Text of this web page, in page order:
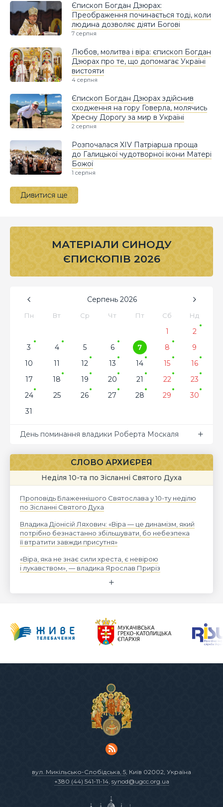
Єпископ Богдан Дзюрах:
Преображення починається тоді, коли
людина дозволяє діяти Богові
7 серпня
Любов, молитва і віра: єпископ Богдан
Дзюрах про те, що допомагає Україні
вистояти
4 серпня
Єпископ Богдан Дзюрах здійснив
сходження на гору Говерла, молячись
Хресну Дорогу за мир в Україні
2 серпня
Розпочалася XIV Патріарша проща
до Галицької чудотворної ікони Матері
Божої
1 серпня
Дивитися ще
МАТЕРІАЛИ СИНОДУ
ЄПИСКОПІВ 2026
Серпень 2026
Пн Вт Ср Чт Пт Сб Нд
1
2
3
4 5 6 7 8
9
10
11 12 13 14 15
16
17
18 19 20 21 22
23
24
25 26 27 28 29
30
31
День поминання владики Роберта Москаля
СЛОВО АРХИЄРЕЯ
Неділя 10-та по Зісланні Святого Духа
Проповідь Блаженнішого Святослава у 10-ту неділю
по Зісланні Святого Духа
Владика Діонісій Ляхович: «Віра — це динамізм, який
потрібно безнастанно збільшувати, бо небезпека
її втратити завжди присутня»
«Віра, яка не знає сили хреста, є невірою
і лукавством», — владика Ярослав Приріз
вул. Микільсько-Слобідська, 5, Київ 02002, Україна
+380 (44) 541-11-14, synod@ugcc.org.ua